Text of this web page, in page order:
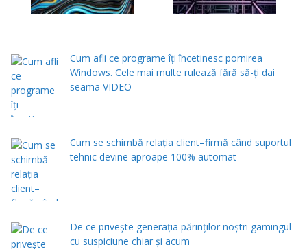
Cum afli ce programe îți încetinesc pornirea
Windows. Cele mai multe rulează fără să-ți dai
seama VIDEO
Cum se schimbă relația client–firmă când suportul
tehnic devine aproape 100% automat
De ce privește generația părinților noștri gamingul
cu suspiciune chiar și acum